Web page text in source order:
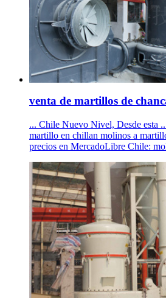
venta de martillos de
... Chile Nuevo Nivel, Desde esta
martillo en chillan molinos a
precios en MercadoLibre Chile: